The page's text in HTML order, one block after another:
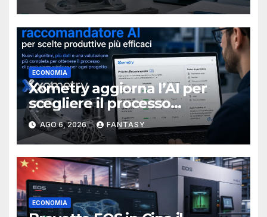
ECONOMIA
Xometry aggiorna l’AI per
scegliere il processo
produttivo più adatto
AGO 6, 2026 FANTASY
ECONOMIA